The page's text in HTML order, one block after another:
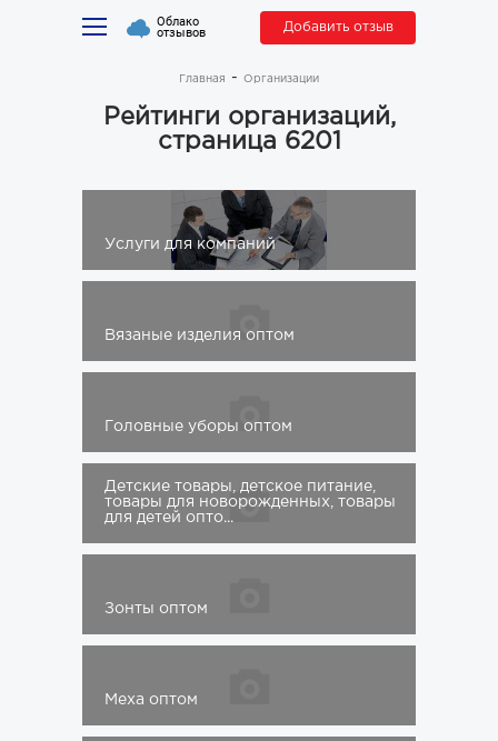
Облако
отзывов Добавить отзыв
Главная Организации
Рейтинги организаций,
страница 6201
Услуги для компаний
Вязаные изделия оптом
Головные уборы оптом
Детские товары, детское питание,
товары для новорожденных, товары
для детей опто...
Зонты оптом
Меха оптом